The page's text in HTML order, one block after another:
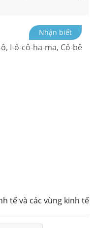
Nhận biết
I-ô-cô-ha-ma, Cô-bê
tế và các vùng kinh tế